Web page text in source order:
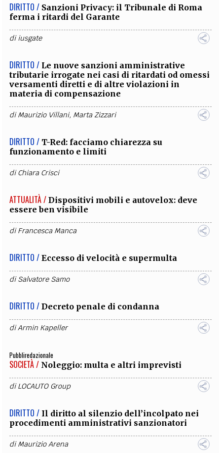
DIRITTO / Sanzioni Privacy: il Tribunale di Roma
ferma i ritardi del Garante
diiusgate
DIRITTO / Le nuove sanzioni amministrative
tributarie irrogate nei casi di ritardati od omessi
versamenti diretti e di altre violazioni in
materia di compensazione
diMaurizio Villani, Marta Zizzari
DIRITTO / T-Red: facciamo chiarezza su
funzionamento e limiti
diChiara Crisci
ATTUALITÀ / Dispositivi mobili e autovelox: deve
essere ben visibile
diFrancesca Manca
DIRITTO / Eccesso di velocità e supermulta
diSalvatore Samo
DIRITTO / Decreto penale di condanna
diArmin Kapeller
Pubbliredazionale
SOCIETÀ / Noleggio: multa e altri imprevisti
diLOCAUTO Group
DIRITTO / Il diritto al silenzio dell’incolpato nei
procedimenti amministrativi sanzionatori
diMaurizio Arena